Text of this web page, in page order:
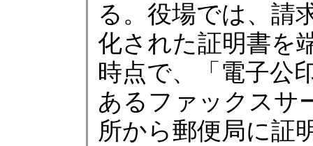
る。役場では、請
化された証明書を
時点で、「電子公
あるファックスサ
所から郵便局に証